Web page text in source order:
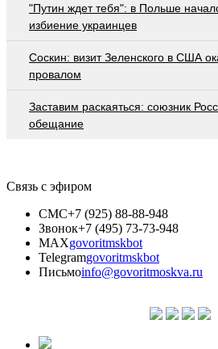
"Путин ждет тебя": в Польше
избиение украинцев
Соскин: визит Зеленского в США
провалом
Заставим раскаяться: союзник
обещание
Связь с эфиром
СМС+7 (925) 88-88-948
Звонок+7 (495) 73-73-948
MAXgovoritmskbot
Telegramgovoritmskbot
Письмоinfo@govoritmoskva.ru